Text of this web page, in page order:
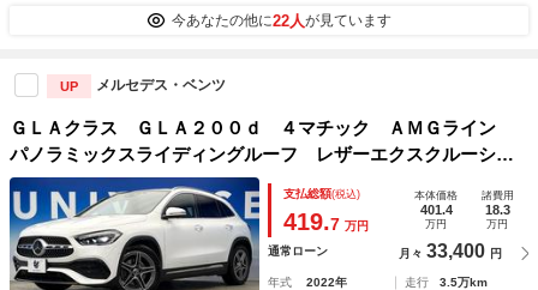
今あなたの他に22人が見ています
UP メルセデス・ベンツ
ＧＬＡクラス ＧＬＡ２００ｄ ４マチック ＡＭＧライン
パノラミックスライディングルーフ レザーエクスクルーシブ
ＰＫＧ アドバンスドＰＫＧ レーダークルーズコントロー
ル 前席パワーシート 前席シートヒーター オートハイビー
ム 全周囲カメラ 禁煙車
支払総額(税込)
419.7 万円
本体価格
401.4
万円
諸費用
18.3
万円
通常ローン 月々 33,400 円
年式 2022年 走行
3.5万km